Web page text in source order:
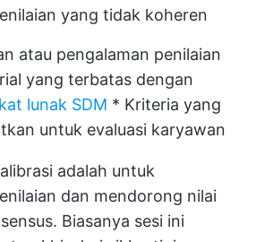
yang tidak koheren
atau pengalaman penilaian
yang terbatas dengan
lunak SDM * Kriteria yang
untuk evaluasi karyawan
adalah untuk
dan mendorong nilai
Biasanya sesi ini